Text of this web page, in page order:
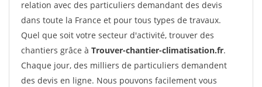
relation avec des particuliers demandant des devis
dans toute la France et pour tous types de travaux.
Quel que soit votre secteur d'activité, trouver des
chantiers grâce à Trouver-chantier-climatisation.fr.
Chaque jour, des milliers de particuliers demandent
des devis en ligne. Nous pouvons facilement vous